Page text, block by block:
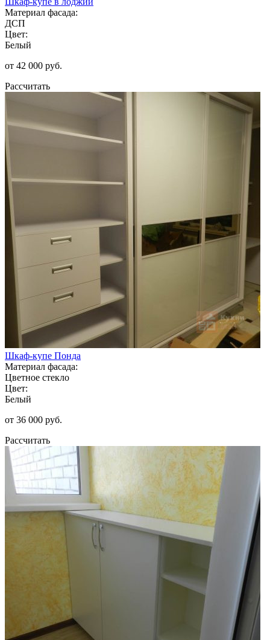
Материал фасада:
ДСП
Цвет:
Белый
от 42 000 руб.
Рассчитать
Шкаф-купе Понда
Материал фасада:
Цветное стекло
Цвет:
Белый
от 36 000 руб.
Рассчитать